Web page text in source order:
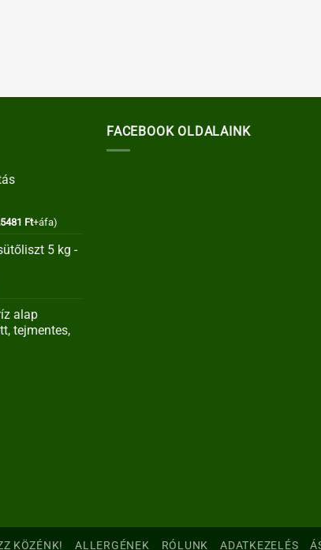
Ft+áfa)
5 kg -
alap
tejmentes,
FACEBOOK OLDALAINK
KÖZÉNK! ALLERGÉNEK RÓLUNK ADATKEZELÉS